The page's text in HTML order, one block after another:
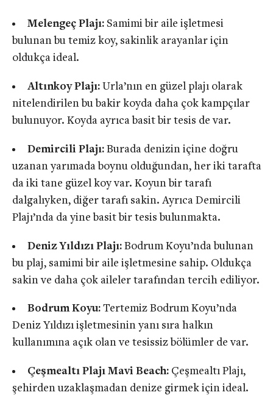
Melengeç Plajı:Samimi bir aile işletmesi
bulunan bu temiz koy, sakinlik arayanlar için
oldukça ideal.
Altınkoy Plajı:Urla’nın en güzel plajı olarak
nitelendirilen bu bakir koyda daha çok kampçılar
bulunuyor. Koyda ayrıca basit bir tesis de var.
Demircili Plajı:Burada denizin içine doğru
uzanan yarımada boynu olduğundan, her iki tarafta
da iki tane güzel koy var. Koyun bir tarafı
dalgalıyken, diğer tarafı sakin. Ayrıca Demircili
Plajı’nda da yine basit bir tesis bulunmakta.
Deniz Yıldızı Plajı:Bodrum Koyu’nda bulunan
bu plaj, samimi bir aile işletmesine sahip. Oldukça
sakin ve daha çok aileler tarafından tercih ediliyor.
Bodrum Koyu:Tertemiz Bodrum Koyu’nda
Deniz Yıldızı işletmesinin yanı sıra halkın
kullanımına açık olan ve tesissiz bölümler de var.
Çeşmealtı Plajı Mavi Beach:Çeşmealtı Plajı,
şehirden uzaklaşmadan denize girmek için ideal.